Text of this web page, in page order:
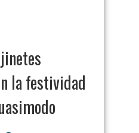
la festividad